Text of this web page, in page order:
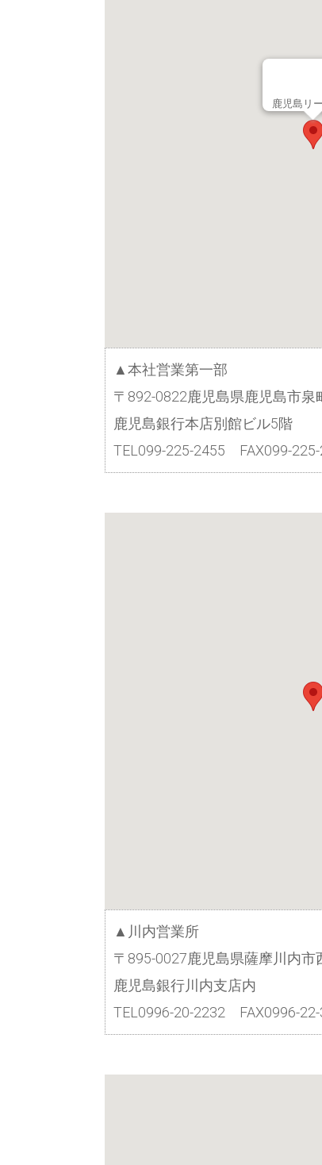
鹿児島リ
▲本社営業第一部
〒892-0822鹿児島県鹿児島市泉
鹿児島銀行本店別館ビル5階
TEL099-225-2455 FAX099-225-
▲川内営業所
〒895-0027鹿児島県薩摩川内市
鹿児島銀行川内支店内
TEL0996-20-2232 FAX0996-22-